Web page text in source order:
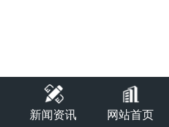
新闻资讯 网站首页